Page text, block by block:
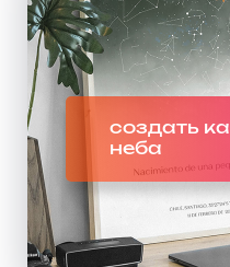
создать
неба